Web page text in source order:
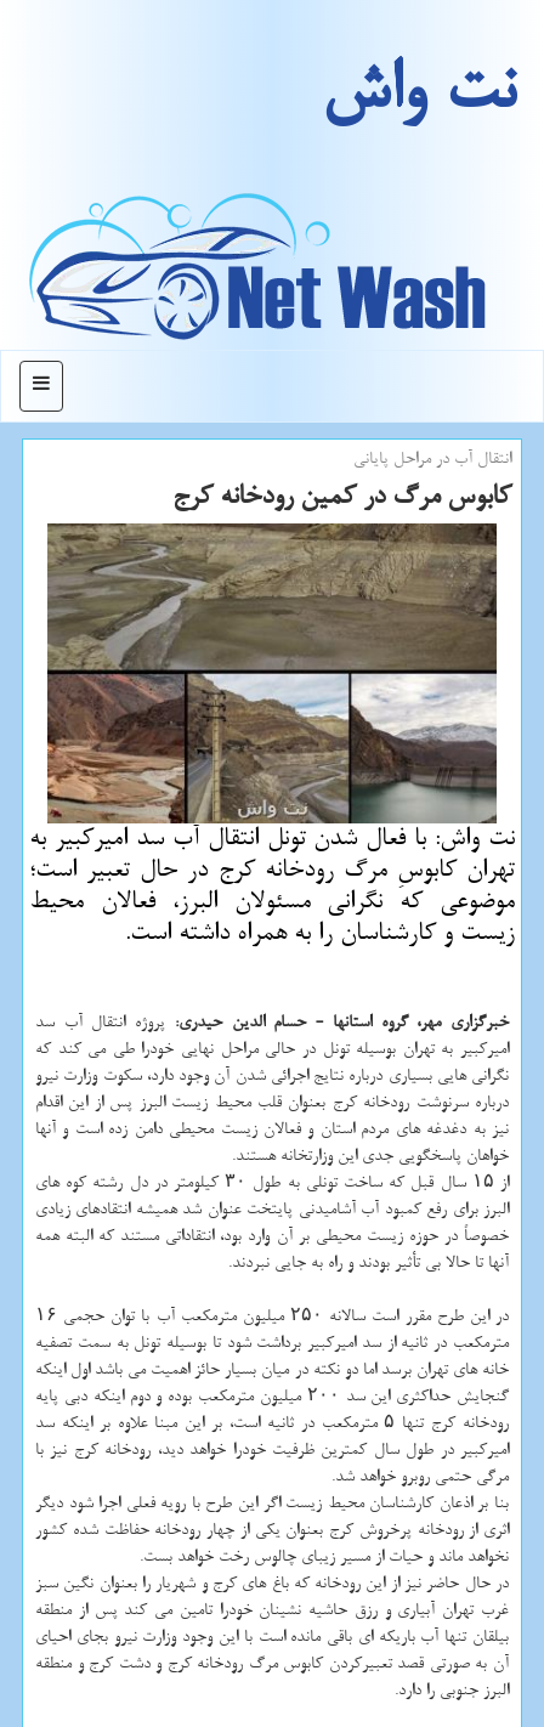
نت واش
منو
انتقال آب در مراحل پایانی
كابوس مرگ در كمین رودخانه كرج
نت واش: با فعال شدن تونل انتقال آب سد امیركبیر به
تهران كابوسِ مرگ رودخانه كرج در حال تعبیر است؛
موضوعی كه نگرانی مسئولان البرز، فعالان محیط
زیست و كارشناسان را به همراه داشته است.
خبرگزاری مهر، گروه استانها - حسام الدین حیدری: پروژه انتقال آب سد
امیرکبیر به تهران بوسیله تونل در حالی مراحل نهایی خودرا طی می کند که
نگرانی هایی بسیاری درباره نتایج اجرائی شدن آن وجود دارد، سکوت وزارت نیرو
درباره سرنوشت رودخانه کرج بعنوان قلب محیط زیست البرز پس از این اقدام
نیز به دغدغه های مردم استان و فعالان زیست محیطی دامن زده است و آنها
خواهان پاسخگویی جدی این وزارتخانه هستند.
از ۱۵ سال قبل که ساخت تونلی به طول ۳۰ کیلومتر در دل رشته کوه های
البرز برای رفع کمبود آب آشامیدنی پایتخت عنوان شد همیشه انتقادهای زیادی
خصوصاً در حوزه زیست محیطی بر آن وارد بود، انتقاداتی مستند که البته همه
آنها تا حالا بی تأثیر بودند و راه به جایی نبردند.
در این طرح مقرر است سالانه ۲۵۰ میلیون مترمکعب آب با توان حجمی ۱۶
مترمکعب در ثانیه از سد امیرکبیر برداشت شود تا بوسیله تونل به سمت تصفیه
خانه های تهران برسد اما دو نکته در میان بسیار حائز اهمیت می باشد اول اینکه
گنجایش حداکثری این سد ۲۰۰ میلیون مترمکعب بوده و دوم اینکه دبی پایه
رودخانه کرج تنها ۵ مترمکعب در ثانیه است، بر این مبنا علاوه بر اینکه سد
امیرکبیر در طول سال کمترین ظرفیت خودرا خواهد دید، رودخانه کرج نیز با
مرگی حتمی روبرو خواهد شد.
بنا بر اذعان کارشناسان محیط زیست اگر این طرح با رویه فعلی اجرا شود دیگر
اثری از رودخانه پرخروش کرج بعنوان یکی از چهار رودخانه حفاظت شده کشور
نخواهد ماند و حیات از مسیر زیبای چالوس رخت خواهد بست.
در حال حاضر نیز از این رودخانه که باغ های کرج و شهریار را بعنوان نگین سبز
غرب تهران آبیاری و رزق حاشیه نشینان خودرا تامین می کند پس از منطقه
بیلقان تنها آب باریکه ای باقی مانده است با این وجود وزارت نیرو بجای احیای
آن به صورتی قصد تعبیرکردن کابوس مرگ رودخانه کرج و دشت کرج و منطقه
البرز جنوبی را دارد.